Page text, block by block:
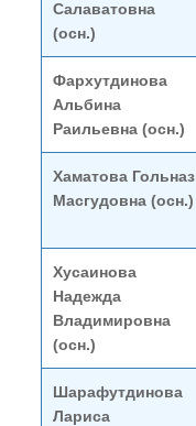
Салаватовна
(осн.)
Фархутдинова
Альбина
Раильевна (осн.)
Хаматова Гольназ
Масгудовна (осн.)
Хусаинова
Надежда
Владимировна
(осн.)
Шарафутдинова
Лариса